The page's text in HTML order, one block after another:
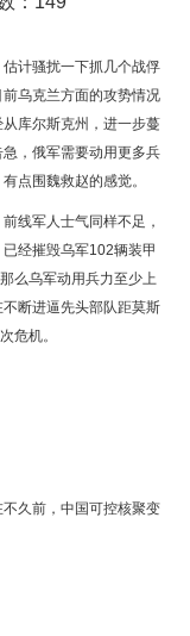
计骚扰一下抓几个战俘
乌克兰方面的攻势情况
库尔斯克州，进一步蔓
，俄军需要动用更多兵
点围魏救赵的感觉。
线军人士气同样不足，
经摧毁乌军102辆装甲
么乌军动用兵力至少上
断进逼先头部队距莫斯
危机。
久前，中国可控核聚变